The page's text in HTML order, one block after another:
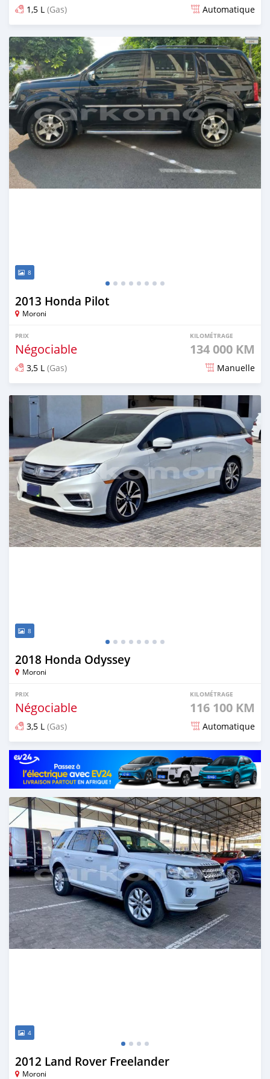
1,5 L (Gas) Automatique
Publié il y a 8 mois
8
2013 Honda Pilot
Moroni
PRIX
Négociable
KILOMÉTRAGE
134 000 KM
3,5 L (Gas) Manuelle
Publié il y a 8 mois
8
2018 Honda Odyssey
Moroni
PRIX
Négociable
KILOMÉTRAGE
116 100 KM
3,5 L (Gas) Automatique
Publié il y a 8 mois
4
2012 Land Rover Freelander
Moroni